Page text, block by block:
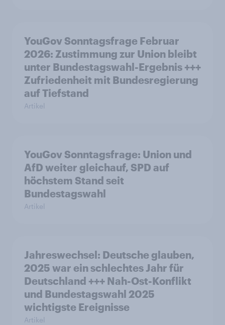
YouGov Sonntagsfrage Februar
2026: Zustimmung zur Union bleibt
unter Bundestagswahl-Ergebnis +++
Zufriedenheit mit Bundesregierung
auf Tiefstand
Artikel
YouGov Sonntagsfrage: Union und
AfD weiter gleichauf, SPD auf
höchstem Stand seit
Bundestagswahl
Artikel
Jahreswechsel: Deutsche glauben,
2025 war ein schlechtes Jahr für
Deutschland +++ Nah-Ost-Konflikt
und Bundestagswahl 2025
wichtigste Ereignisse
Artikel